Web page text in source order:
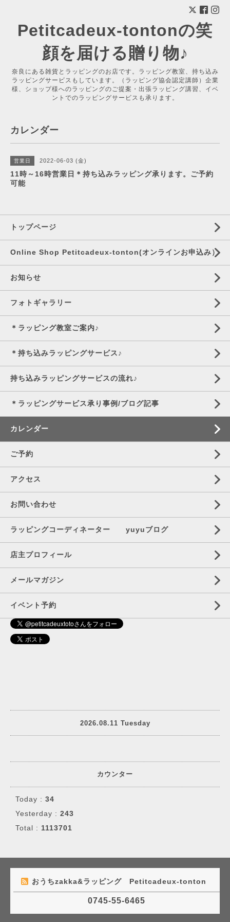
Petitcadeux-tontonの笑
顔を届ける贈り物♪
奈良にある雑貨とラッピングのお店です。ラッピング教室、持ち込み
ラッピングサービスもしています。（ラッピング協会認定講師）企業
様、ショップ様へのラッピングのご提案・出張ラッピング講習、イベ
ントでのラッピングサービスも承ります。
カレンダー
営業日 2022-06-03 (金)
11時～16時営業日＊持ち込みラッピング承ります。ご予約
可能
トップページ
Online Shop Petitcadeux-tonton(オンラインお申込み）
お知らせ
フォトギャラリー
＊ラッピング教室ご案内♪
＊持ち込みラッピングサービス♪
持ち込みラッピングサービスの流れ♪
＊ラッピングサービス承り事例/ブログ記事
カレンダー
ご予約
アクセス
お問い合わせ
ラッピングコーディネーター yuyuブログ
店主プロフィール
メールマガジン
イベント予約
2026.08.11 Tuesday
カウンター
Today : 34
Yesterday : 243
Total : 1113701
おうちzakka&ラッピング Petitcadeux-tonton
0745-55-6465